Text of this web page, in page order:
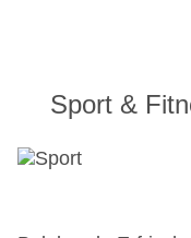
Sport &